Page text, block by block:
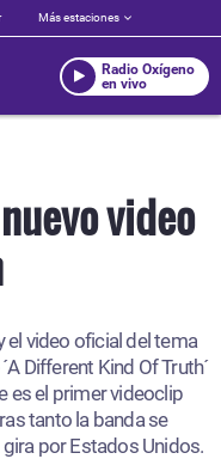
Más estaciones
Radio Oxígeno
en vivo
video
el video oficial del tema
Different Kind Of Truth´
es el primer videoclip
tanto la banda se
por Estados Unidos.